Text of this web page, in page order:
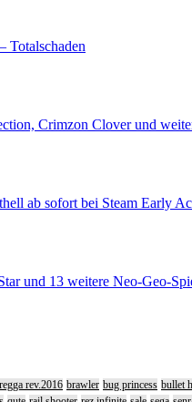
Totalschaden
Crimzon Clover und
ab sofort bei Steam Early
und 13 weitere Neo-Geo-
rev.2016 brawler bug princess bullet